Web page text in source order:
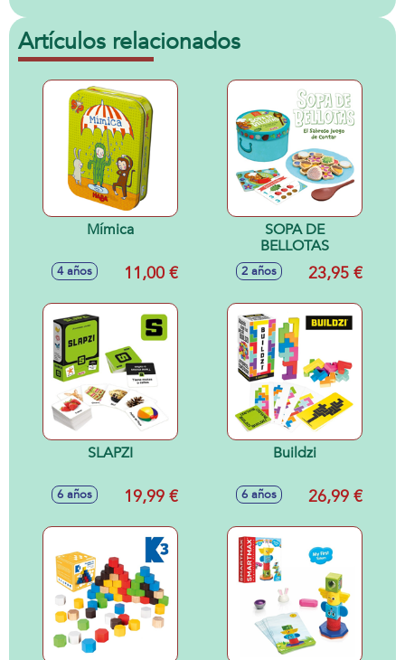
Artículos relacionados
Mímica
4 años 11,00 €
SOPA DE
BELLOTAS
2 años 23,95 €
SLAPZI
6 años 19,99 €
Buildzi
6 años 26,99 €